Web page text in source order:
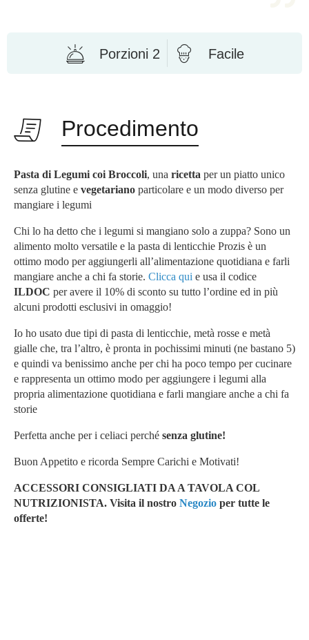
Porzioni 2 Facile
Procedimento
Pasta di Legumi coi Broccoli, una ricetta per un piatto unico
senza glutine e vegetariano particolare e un modo diverso per
mangiare i legumi
Chi lo ha detto che i legumi si mangiano solo a zuppa? Sono un
alimento molto versatile e la pasta di lenticchie Prozis è un
ottimo modo per aggiungerli all’alimentazione quotidiana e farli
mangiare anche a chi fa storie. Clicca qui e usa il codice
ILDOC per avere il 10% di sconto su tutto l’ordine ed in più
alcuni prodotti esclusivi in omaggio!
Io ho usato due tipi di pasta di lenticchie, metà rosse e metà
gialle che, tra l’altro, è pronta in pochissimi minuti (ne bastano 5)
e quindi va benissimo anche per chi ha poco tempo per cucinare
e rappresenta un ottimo modo per aggiungere i legumi alla
propria alimentazione quotidiana e farli mangiare anche a chi fa
storie
Perfetta anche per i celiaci perché senza glutine!
Buon Appetito e ricorda Sempre Carichi e Motivati!
ACCESSORI CONSIGLIATI DA A TAVOLA COL
NUTRIZIONISTA. Visita il nostro Negozio per tutte le
offerte!